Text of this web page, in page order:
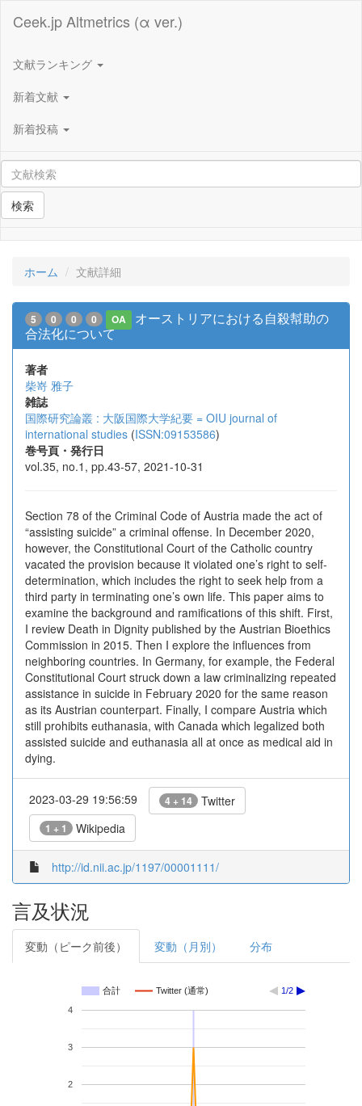
Ceek.jp Altmetrics (α ver.)
文献ランキング
新着文献
新着投稿
検索
ホーム 文献詳細
5 0 0 0 OA
オーストリアにおける自殺幇助の
合法化について
著者
柴嵜 雅子
雑誌
国際研究論叢 : 大阪国際大学紀要 = OIU journal of
international studies (ISSN:09153586)
巻号頁・発行日
vol.35, no.1, pp.43-57, 2021-10-31
Section 78 of the Criminal Code of Austria made the act of
“assisting suicide” a criminal offense. In December 2020,
however, the Constitutional Court of the Catholic country
vacated the provision because it violated one’s right to self-
determination, which includes the right to seek help from a
third party in terminating one’s own life. This paper aims to
examine the background and ramifications of this shift. First,
I review Death in Dignity published by the Austrian Bioethics
Commission in 2015. Then I explore the influences from
neighboring countries. In Germany, for example, the Federal
Constitutional Court struck down a law criminalizing repeated
assistance in suicide in February 2020 for the same reason
as its Austrian counterpart. Finally, I compare Austria which
still prohibits euthanasia, with Canada which legalized both
assisted suicide and euthanasia all at once as medical aid in
dying.
2023-03-29 19:56:59 4 + 14 Twitter
1 + 1 Wikipedia
http://id.nii.ac.jp/1197/00001111/
言及状況
変動（ピーク前後） 変動（月別） 分布
合計 Twitter (通常) 1/2
2
3
4